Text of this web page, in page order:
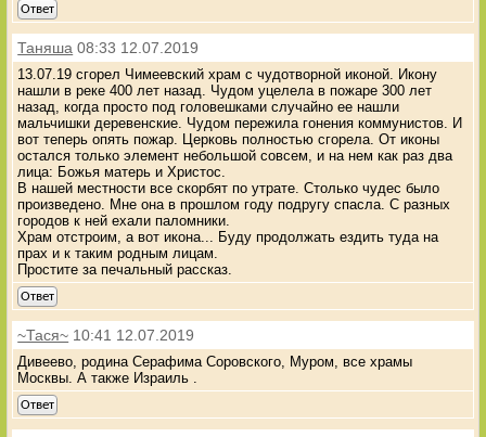
Ответ
Таняша 08:33 12.07.2019
13.07.19 сгорел Чимеевский храм с чудотворной иконой. Икону
нашли в реке 400 лет назад. Чудом уцелела в пожаре 300 лет
назад, когда просто под головешками случайно ее нашли
мальчишки деревенские. Чудом пережила гонения коммунистов. И
вот теперь опять пожар. Церковь полностью сгорела. От иконы
остался только элемент небольшой совсем, и на нем как раз два
лица: Божья матерь и Христос.
В нашей местности все скорбят по утрате. Столько чудес было
произведено. Мне она в прошлом году подругу спасла. С разных
городов к ней ехали паломники.
Храм отстроим, а вот икона... Буду продолжать ездить туда на
прах и к таким родным лицам.
Простите за печальный рассказ.
Ответ
~Тася~ 10:41 12.07.2019
Дивеево, родина Серафима Соровского, Муром, все храмы
Москвы. А также Израиль .
Ответ